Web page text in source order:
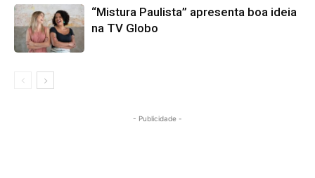
“Mistura Paulista” apresenta boa ideia
na TV Globo
- Publicidade -